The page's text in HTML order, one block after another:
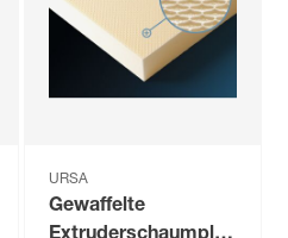
URSA
Gewaffelte